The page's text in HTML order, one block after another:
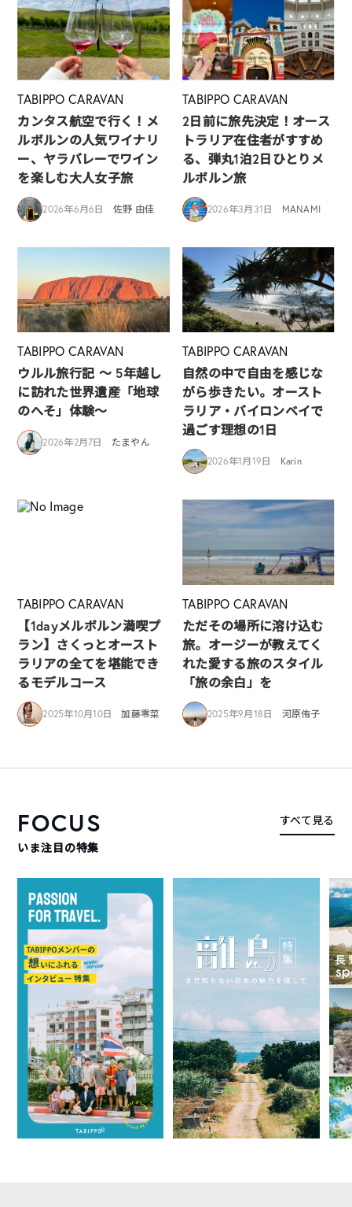
TABIPPO CARAVAN
カンタス航空で行く！メ
ルボルンの人気ワイナリ
ー、ヤラバレーでワイン
を楽しむ大人女子旅
2026年6月6日 佐野 由佳
TABIPPO CARAVAN
2日前に旅先決定！オース
トラリア在住者がすすめ
る、弾丸1泊2日ひとりメ
ルボルン旅
2026年3月31日 MANAMI
TABIPPO CARAVAN
ウルル旅行記 ～ 5年越し
に訪れた世界遺産「地球
のへそ」体験～
2026年2月7日 たまやん
TABIPPO CARAVAN
自然の中で自由を感じな
がら歩きたい。オースト
ラリア・バイロンベイで
過ごす理想の1日
2026年1月19日 Karin
TABIPPO CARAVAN
【1dayメルボルン満喫プ
ラン】さくっとオースト
ラリアの全てを堪能でき
るモデルコース
2025年10月10日 加藤零菜
TABIPPO CARAVAN
ただその場所に溶け込む
旅。オージーが教えてく
れた愛する旅のスタイル
「旅の余白」を
2025年9月18日 河原侑子
FOCUS
いま注目の特集
すべて見る